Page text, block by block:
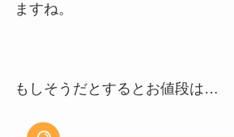
ますね。
もしそうだとするとお値段は…